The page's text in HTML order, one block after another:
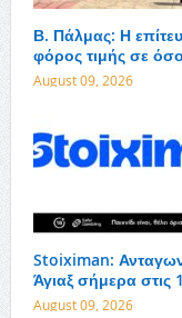
Β. Πάλμας: Η
φόρος τιμής σε
August 09, 2026
Stoiximan:
Άγιαξ σήμερα στις
August 09, 2026